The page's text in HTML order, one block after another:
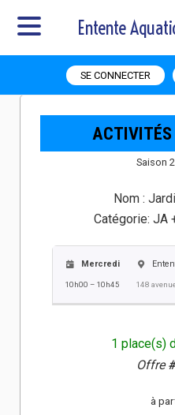
Entente
SE CONNECTER
ACTIVITÉS
Saison
Nom :
Catégorie: JA
Mercredi
10h00 – 10h45
Entente
1 place(s)
Offre
à